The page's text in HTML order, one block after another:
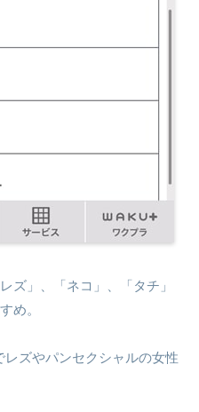
ズ」、「ネコ」、「タチ」
め。
ズやパンセクシャルの女性